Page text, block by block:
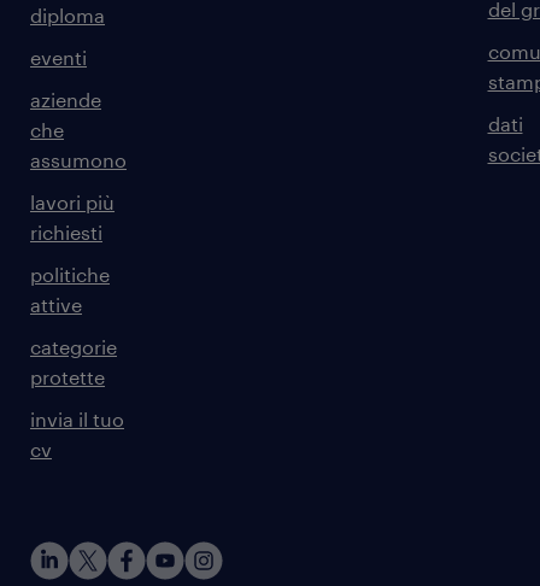
diploma
eventi
aziende
che
assumono
lavori più
richiesti
politiche
attive
categorie
protette
invia il tuo
cv
del
dati